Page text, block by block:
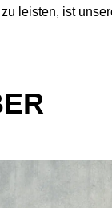
leisten, ist